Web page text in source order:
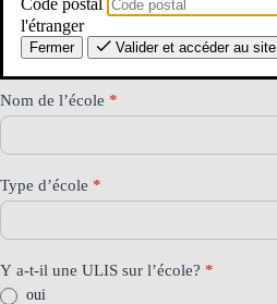
Commune*
Nom de l’école *
Type d’école *
Y a-t-il une ULIS sur l’école? *
oui
l'étranger
Fermer Valider et accéder au site